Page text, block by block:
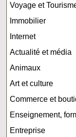
Voyage et
Immobilier
Internet
Actualité et média
Animaux
Art et culture
Commerce et
Enseignement,
Entreprise